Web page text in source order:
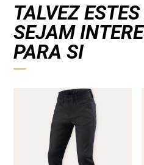
TALVEZ
SEJAM
PARA SI